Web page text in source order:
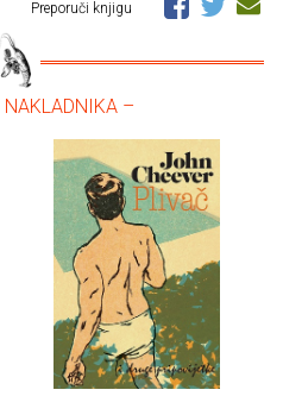
Preporuči knjigu
NAKLADNIKA –